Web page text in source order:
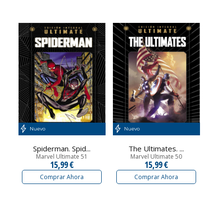
Nuevo
Spiderman. Spid...
Marvel Ultimate 51
15,99 €
Comprar Ahora
Nuevo
The Ultimates. ...
Marvel Ultimate 50
15,99 €
Comprar Ahora